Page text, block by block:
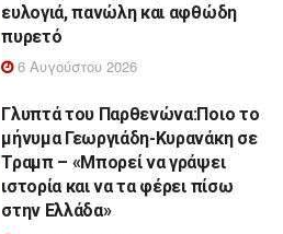
ευλογιά, πανώλη και αφθώδη
πυρετό
6 Αυγούστου 2026
Γλυπτά του Παρθενώνα:Ποιο το
μήνυμα Γεωργιάδη-Κυρανάκη σε
Τραμπ – «Μπορεί να γράψει
ιστορία και να τα φέρει πίσω
στην Ελλάδα»